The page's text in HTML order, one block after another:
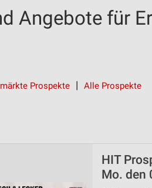
Angebote für
Prospekte Alle Prospekte
HIT
Mo. den